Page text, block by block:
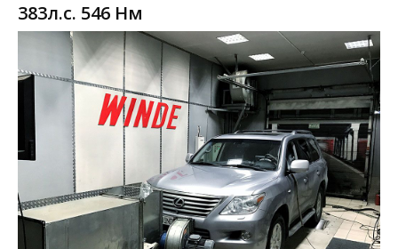
383л.с. 546 Нм